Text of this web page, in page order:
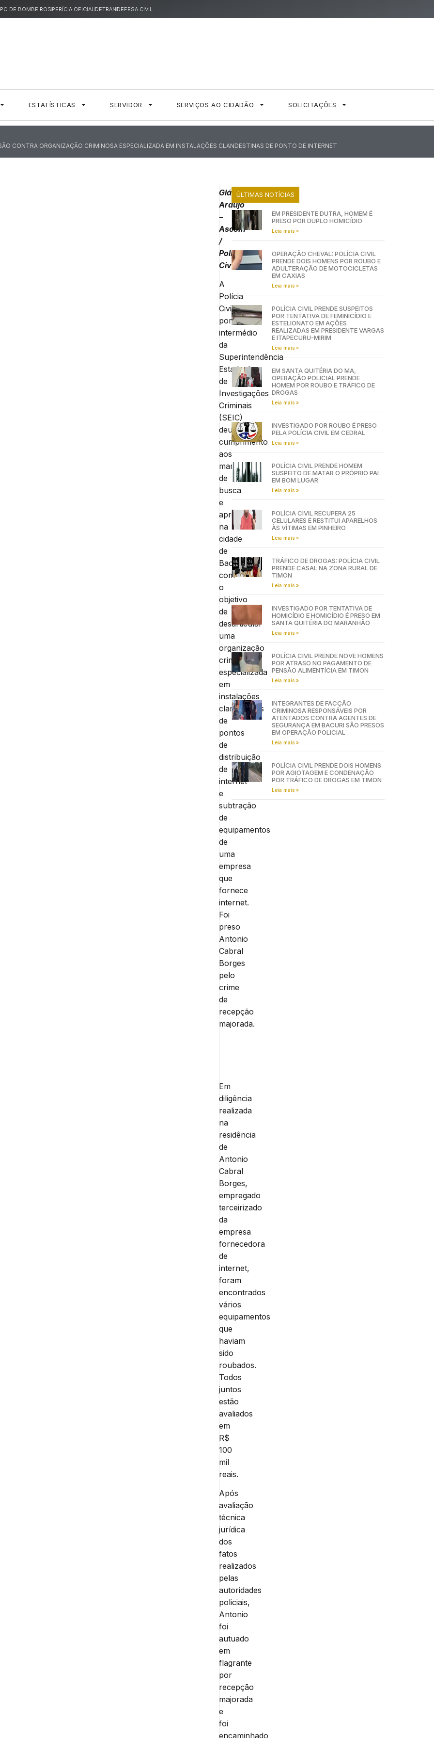
DE BOMBEIROSPERÍCIA OFICIALDETRANDEFESA CIVIL
ESTATÍSTICAS SERVIDOR SERVIÇOS AO CIDADÃO SOLICITAÇÕES
CONTRA ORGANIZAÇÃO CRIMINOSA ESPECIALIZADA EM INSTALAÇÕES CLANDESTINAS DE PONTO DE INTERNET
Gláucia
Araújo
–
Ascom
/
Policia
Civil
A
Polícia
Civil
por
intermédio
da
Superintendência
Estadual
de
Investigações
Criminais
(SEIC)
deu
cumprimento
aos
mandados
de
busca
e
apreensão
na
cidade
de
Bacabal
com
o
objetivo
de
desarticular
uma
organização
criminosa
especializada
em
instalações
clandestinas
de
pontos
de
distribuição
de
internet
e
subtração
de
equipamentos
de
uma
empresa
que
fornece
internet.
Foi
preso
Antonio
Cabral
Borges
pelo
crime
de
recepção
majorada.
Em
diligência
realizada
na
residência
de
Antonio
Cabral
Borges,
empregado
terceirizado
da
empresa
fornecedora
de
internet,
foram
encontrados
vários
equipamentos
que
haviam
sido
roubados.
Todos
juntos
estão
avaliados
em
R$
100
mil
reais.
Após
avaliação
técnica
jurídica
dos
fatos
realizados
pelas
autoridades
policiais,
Antonio
foi
autuado
em
flagrante
por
recepção
majorada
e
foi
encaminhado
ÚLTIMAS NOTÍCIAS
EM PRESIDENTE DUTRA, HOMEM É
PRESO POR DUPLO HOMICÍDIO
Leia mais »
OPERAÇÃO CHEVAL: POLÍCIA CIVIL
PRENDE DOIS HOMENS POR ROUBO E
ADULTERAÇÃO DE MOTOCICLETAS
EM CAXIAS
Leia mais »
POLÍCIA CIVIL PRENDE SUSPEITOS
POR TENTATIVA DE FEMINICÍDIO E
ESTELIONATO EM AÇÕES
REALIZADAS EM PRESIDENTE VARGAS
E ITAPECURU-MIRIM
Leia mais »
EM SANTA QUITÉRIA DO MA,
OPERAÇÃO POLICIAL PRENDE
HOMEM POR ROUBO E TRÁFICO DE
DROGAS
Leia mais »
INVESTIGADO POR ROUBO É PRESO
PELA POLÍCIA CIVIL EM CEDRAL
Leia mais »
POLÍCIA CIVIL PRENDE HOMEM
SUSPEITO DE MATAR O PRÓPRIO PAI
EM BOM LUGAR
Leia mais »
POLÍCIA CIVIL RECUPERA 25
CELULARES E RESTITUI APARELHOS
ÀS VÍTIMAS EM PINHEIRO
Leia mais »
TRÁFICO DE DROGAS: POLÍCIA CIVIL
PRENDE CASAL NA ZONA RURAL DE
TIMON
Leia mais »
INVESTIGADO POR TENTATIVA DE
HOMICÍDIO E HOMICÍDIO É PRESO EM
SANTA QUITÉRIA DO MARANHÃO
Leia mais »
POLÍCIA CIVIL PRENDE NOVE HOMENS
POR ATRASO NO PAGAMENTO DE
PENSÃO ALIMENTÍCIA EM TIMON
Leia mais »
INTEGRANTES DE FACÇÃO
CRIMINOSA RESPONSÁVEIS POR
ATENTADOS CONTRA AGENTES DE
SEGURANÇA EM BACURI SÃO PRESOS
EM OPERAÇÃO POLICIAL
Leia mais »
POLÍCIA CIVIL PRENDE DOIS HOMENS
POR AGIOTAGEM E CONDENAÇÃO
POR TRÁFICO DE DROGAS EM TIMON
Leia mais »